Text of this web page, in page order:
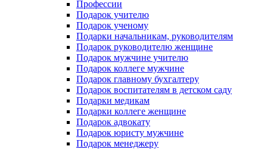
Профессии
Подарок учителю
Подарок ученому
Подарки начальникам, руководителям
Подарок руководителю женщине
Подарок мужчине учителю
Подарок коллеге мужчине
Подарок главному бухгалтеру
Подарок воспитателям в детском саду
Подарки медикам
Подарки коллеге женщине
Подарок адвокату
Подарок юристу мужчине
Подарок менеджеру